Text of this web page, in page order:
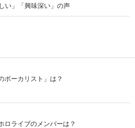
い」「興味深い」の声
ボーカリスト」は？
ロライブのメンバーは？